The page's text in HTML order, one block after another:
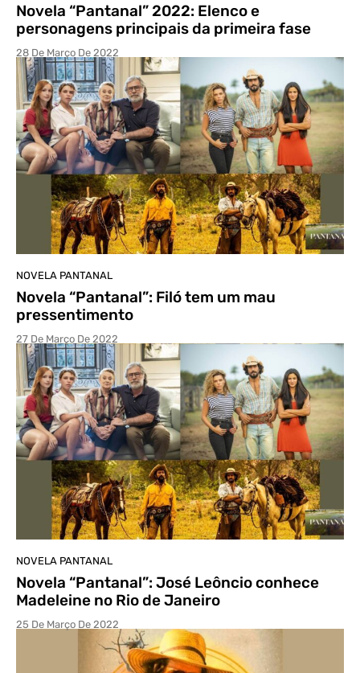
Novela “Pantanal” 2022: Elenco e
personagens principais da primeira fase
28 De Março De 2022
NOVELA PANTANAL
Novela “Pantanal”: Filó tem um mau
pressentimento
27 De Março De 2022
NOVELA PANTANAL
Novela “Pantanal”: José Leôncio conhece
Madeleine no Rio de Janeiro
25 De Março De 2022